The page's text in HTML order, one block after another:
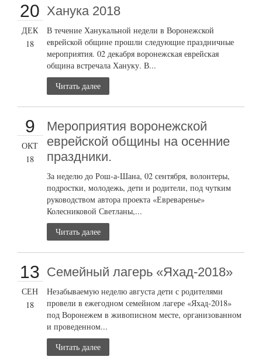
20
ДЕК
18
Ханука 2018
В течение Ханукальной недели в Воронежской
еврейской общине прошли следующие праздничные
мероприятия. 02 декабря воронежская еврейская
община встречала Хануку. В...
Читать далее
9
ОКТ
18
Мероприятия воронежской
еврейской общины на осенние
праздники.
За неделю до Рош-а-Шана, 02 сентября, волонтеры,
подростки, молодежь, дети и родители, под чутким
руководством автора проекта «Евреваренье»
Колесниковой Светланы,...
Читать далее
13
СЕН
18
Семейный лагерь «Яхад-2018»
Незабываемую неделю августа дети с родителями
провели в ежегодном семейном лагере «Яхад-2018»
под Воронежем в живописном месте, организованном
и проведенном...
Читать далее